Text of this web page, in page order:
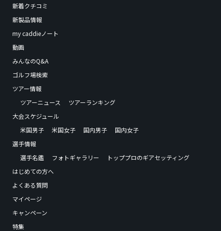
新着クチコミ
新製品情報
my caddieノート
動画
みんなのQ&A
ゴルフ場検索
ツアー情報
ツアーニュース
ツアーランキング
大会スケジュール
米国男子
米国女子 国内男子
国内女子
選手情報
選手名鑑
フォトギャラリー
トッププロのギアセッティング
はじめての方へ
よくある質問
マイページ
キャンペーン
特集